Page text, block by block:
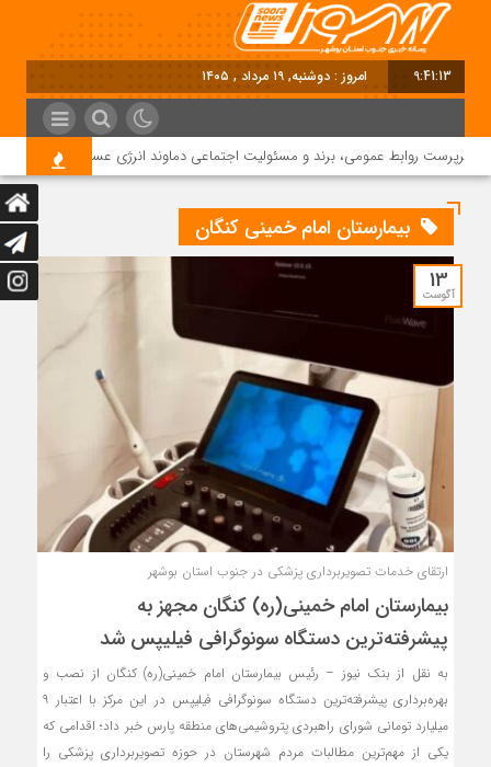
9:41:13 امروز : دوشنبه, ۱۹ مرداد , ۱۴۰۵
سرپرست روابط عمومی، برند و مسئولیت اجتماعی دماوند انرژی عسلویه شد
بیمارستان امام خمینی کنگان
13
آگوست
ارتقای خدمات تصویربرداری پزشکی در جنوب استان بوشهر
بیمارستان امام خمینی(ره) کنگان مجهز به
پیشرفته‌ترین دستگاه سونوگرافی فیلیپس شد
به نقل از بنک نیوز – رئیس بیمارستان امام خمینی(ره) کنگان از نصب و
بهره‌برداری پیشرفته‌ترین دستگاه سونوگرافی فیلیپس در این مرکز با اعتبار ۹
میلیارد تومانی شورای راهبردی پتروشیمی‌های منطقه پارس خبر داد؛ اقدامی که
یکی از مهم‌ترین مطالبات مردم شهرستان در حوزه تصویربرداری پزشکی را